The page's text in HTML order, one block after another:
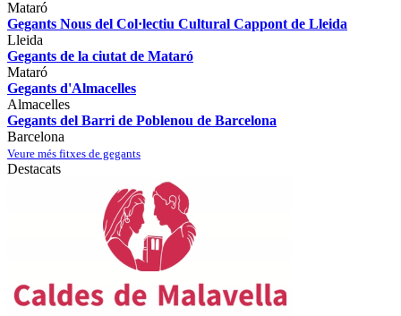
Mataró
Gegants Nous del Col·lectiu Cultural Cappont de Lleida
Lleida
Gegants de la ciutat de Mataró
Mataró
Gegants d'Almacelles
Almacelles
Gegants del Barri de Poblenou de Barcelona
Barcelona
Veure més fitxes de gegants
Destacats